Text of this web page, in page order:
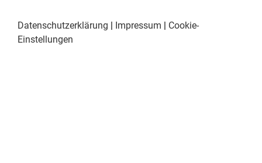
Datenschutzerklärung Impressum
Cookie-
Einstellungen